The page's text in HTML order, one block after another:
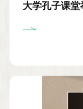
大学孔子课